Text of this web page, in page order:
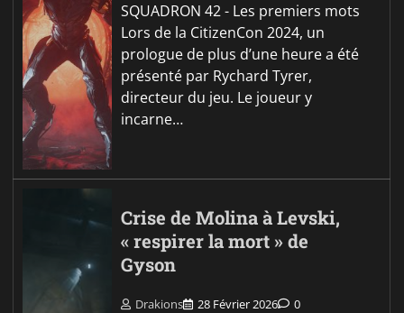
SQUADRON 42 - Les premiers mots
Lors de la CitizenCon 2024, un
prologue de plus d’une heure a été
présenté par Rychard Tyrer,
directeur du jeu. Le joueur y
incarne…
Crise de Molina à Levski,
« respirer la mort » de
Gyson
Drakions 28 Février 2026 0